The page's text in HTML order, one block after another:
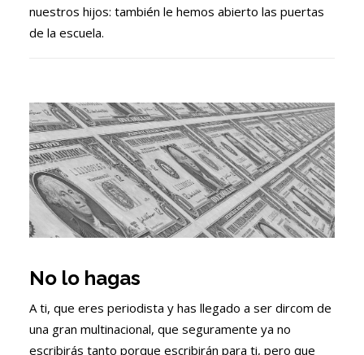
nuestros hijos: también le hemos abierto las puertas
de la escuela.
No lo hagas
A ti, que eres periodista y has llegado a ser dircom de
una gran multinacional, que seguramente ya no
escribirás tanto porque escribirán para ti, pero que